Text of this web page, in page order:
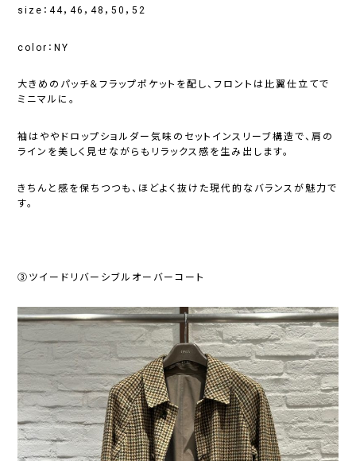
size：44，46，48，50，52
color：NY
大きめのパッチ＆フラップポケットを配し、フロントは比翼仕立てで
ミニマルに。
袖はややドロップショルダー気味のセットインスリーブ構造で、肩の
ラインを美しく見せながらもリラックス感を生み出します。
きちんと感を保ちつつも、ほどよく抜けた現代的なバランスが魅力で
す。
③ツイードリバーシブルオーバーコート